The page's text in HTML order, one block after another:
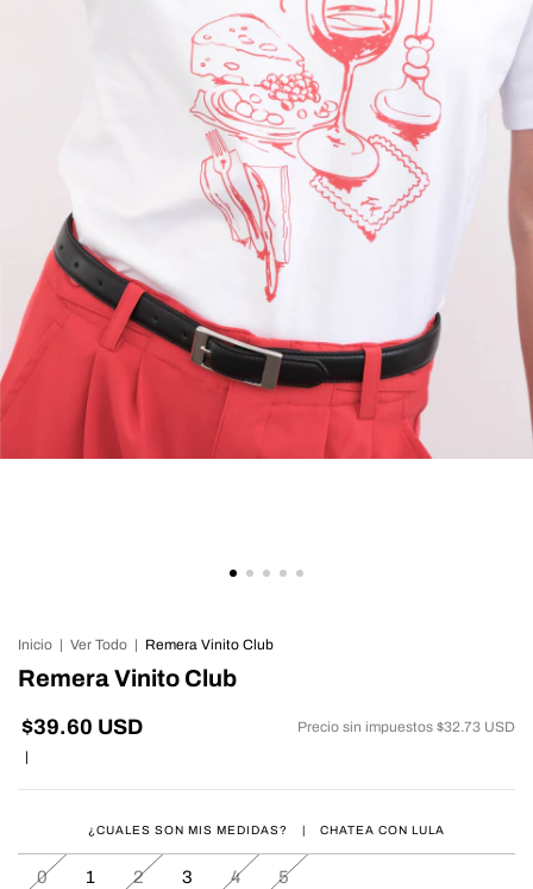
Inicio | Ver Todo | Remera Vinito Club
Remera Vinito Club
$39.60 USD Precio sin impuestos $32.73 USD
|
0 1 2 3 4 5
¿CUALES SON MIS MEDIDAS? | CHATEA CON LULA